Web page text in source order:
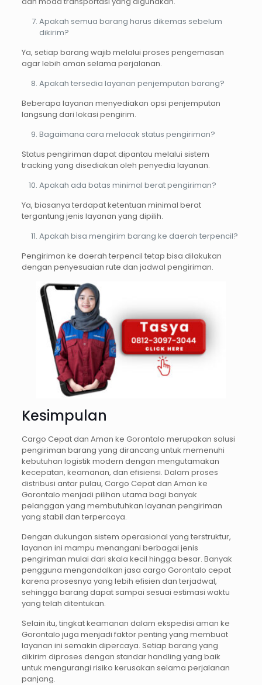
Apakah semua barang harus dikemas sebelum
dikirim?
Ya, setiap barang wajib melalui proses pengemasan
agar lebih aman selama perjalanan.
Apakah tersedia layanan penjemputan barang?
Beberapa layanan menyediakan opsi penjemputan
langsung dari lokasi pengirim.
Bagaimana cara melacak status pengiriman?
Status pengiriman dapat dipantau melalui sistem
tracking yang disediakan oleh penyedia layanan.
Apakah ada batas minimal berat pengiriman?
Ya, biasanya terdapat ketentuan minimal berat
tergantung jenis layanan yang dipilih.
Apakah bisa mengirim barang ke daerah terpencil?
Pengiriman ke daerah terpencil tetap bisa dilakukan
dengan penyesuaian rute dan jadwal pengiriman.
Kesimpulan
Cargo Cepat dan Aman ke Gorontalo merupakan solusi
pengiriman barang yang dirancang untuk memenuhi
kebutuhan logistik modern dengan mengutamakan
kecepatan, keamanan, dan efisiensi. Dalam proses
distribusi antar pulau, Cargo Cepat dan Aman ke
Gorontalo menjadi pilihan utama bagi banyak
pelanggan yang membutuhkan layanan pengiriman
yang stabil dan terpercaya.
Dengan dukungan sistem operasional yang terstruktur,
layanan ini mampu menangani berbagai jenis
pengiriman mulai dari skala kecil hingga besar. Banyak
pengguna mengandalkan jasa cargo Gorontalo cepat
karena prosesnya yang lebih efisien dan terjadwal,
sehingga barang dapat sampai sesuai estimasi waktu
yang telah ditentukan.
Selain itu, tingkat keamanan dalam ekspedisi aman ke
Gorontalo juga menjadi faktor penting yang membuat
layanan ini semakin dipercaya. Setiap barang yang
dikirim diproses dengan standar handling yang baik
untuk mengurangi risiko kerusakan selama perjalanan
panjang.